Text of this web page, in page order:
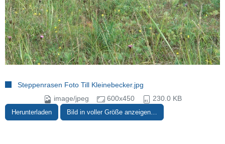
Steppenrasen Foto Till Kleinebecker.jpg
image/jpeg
600x450 230.0 KB
Herunterladen Bild in voller Größe anzeigen…